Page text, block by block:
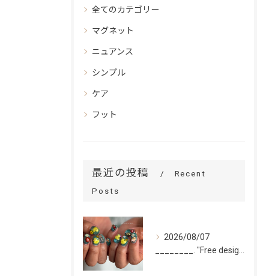
全てのカテゴリー
マグネット
ニュアンス
シンプル
ケア
フット
最近の投稿
Recent
Posts
2026/08/07